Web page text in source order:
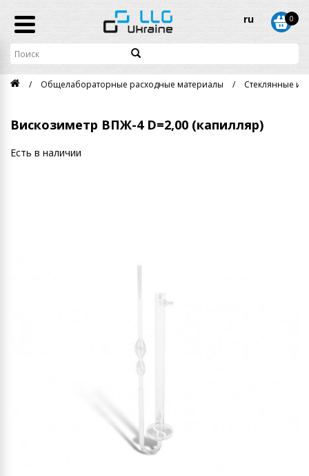
ru 0
Общелабораторные расходные материалы Стеклянные
Вискозиметр ВПЖ-4 D=2,00 (капилляр)
Есть в наличии